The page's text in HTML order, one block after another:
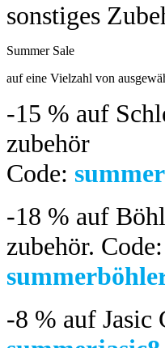
sonstiges
Summer Sale
auf eine Vielzahl von
-15 % auf
zubehör
Code:
-18 % auf
zubehör. Code:
-8 % auf Jasic